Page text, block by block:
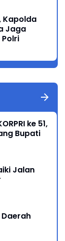
Kapolda
Jaga
ke 51,
Bupati
Jalan
Daerah